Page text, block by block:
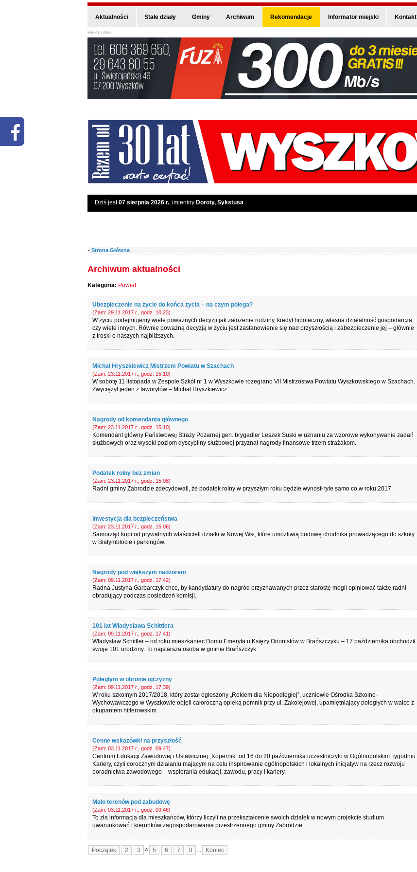
Aktualności Stałe działy Gminy Archiwum Rekomendacje Informator miejski Kontakt
REKLAMA
Dziś jest07 sierpnia 2026 r., imieniny Doroty, Sykstusa
- Strona Główna
Archiwum aktualności
Kategoria: Powiat
Ubezpieczenie na życie do końca życia – na czym polega?
(Zam: 29.11.2017 r., godz. 10.23)
W życiu podejmujemy wiele poważnych decyzji jak założenie rodziny, kredyt hipoteczny, własna działalność gospodarcza
czy wiele innych. Równie poważną decyzją w życiu jest zastanowienie się nad przyszłością i zabezpieczenie jej – głównie
z troski o naszych najbliższych.
Michał Hryszkiewicz Mistrzem Powiatu w Szachach
(Zam: 23.11.2017 r., godz. 15.10)
W sobotę 11 listopada w Zespole Szkół nr 1 w Wyszkowie rozegrano VII Mistrzostwa Powiatu Wyszkowskiego w Szachach.
Zwyciężył jeden z faworytów – Michał Hryszkiewicz.
Nagrody od komendanta głównego
(Zam: 23.11.2017 r., godz. 15.10)
Komendant główny Państwowej Straży Pożarnej gen. brygadier Leszek Suski w uznaniu za wzorowe wykonywanie zadań
służbowych oraz wysoki poziom dyscypliny służbowej przyznał nagrody finansowe trzem strażakom.
Podatek rolny bez zmian
(Zam: 23.11.2017 r., godz. 15.08)
Radni gminy Zabrodzie zdecydowali, że podatek rolny w przyszłym roku będzie wynosił tyle samo co w roku 2017.
Inwestycja dla bezpieczeństwa
(Zam: 23.11.2017 r., godz. 15.06)
Samorząd kupi od prywatnych właścicieli działki w Nowej Wsi, które umożliwią budowę chodnika prowadzącego do szkoły
w Białymbłocie i parkingów.
Nagrody pod większym nadzorem
(Zam: 09.11.2017 r., godz. 17.42)
Radna Justyna Garbarczyk chce, by kandydatury do nagród przyznawanych przez starostę mogli opiniować także radni
obradujący podczas posiedzeń komisji.
101 lat Władysława Schittlera
(Zam: 09.11.2017 r., godz. 17.41)
Władysław Schittler – od roku mieszkaniec Domu Emeryta u Księży Orionistów w Brańszczyku – 17 października obchodził
swoje 101 urodziny. To najstarsza osoba w gminie Brańszczyk.
Poległym w obronie ojczyzny
(Zam: 09.11.2017 r., godz. 17.39)
W roku szkolnym 2017/2018, który został ogłoszony „Rokiem dla Niepodległej”, uczniowie Ośrodka Szkolno-
Wychowawczego w Wyszkowie objęli całoroczną opieką pomnik przy ul. Zakolejowej, upamiętniający poległych w walce z
okupantem hitlerowskim.
Cenne wskazówki na przyszłość
(Zam: 03.11.2017 r., godz. 09.47)
Centrum Edukacji Zawodowej i Ustawicznej „Kopernik” od 16 do 20 października uczestniczyło w Ogólnopolskim Tygodniu
Kariery, czyli corocznym działaniu mającym na celu inspirowanie ogólnopolskich i lokalnych inicjatyw na rzecz rozwoju
poradnictwa zawodowego – wspierania edukacji, zawodu, pracy i kariery.
Mało terenów pod zabudowę
(Zam: 03.11.2017 r., godz. 09.46)
To zła informacja dla mieszkańców, którzy liczyli na przekształcenie swoich działek w nowym projekcie studium
uwarunkowań i kierunków zagospodarowania przestrzennego gminy Zabrodzie.
Początek 2 3 4 5 6 7 8 ... Koniec